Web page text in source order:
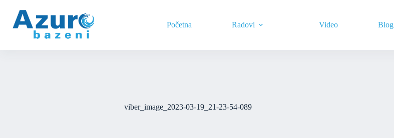
content
Početna Radovi Video Blog
viber_image_2023-03-19_21-23-54-089